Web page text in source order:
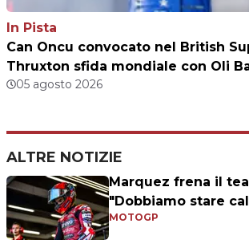
In Pista
Can Oncu convocato nel British
Thruxton sfida mondiale con Oli
05 agosto 2026
ALTRE NOTIZIE
Marquez frena il
"Dobbiamo stare
MOTOGP